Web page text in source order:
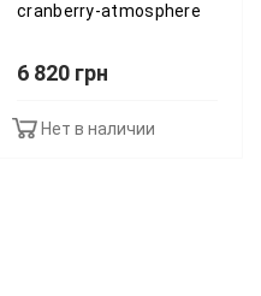
cranberry-atmosphere
6 820 грн
Нет в наличии